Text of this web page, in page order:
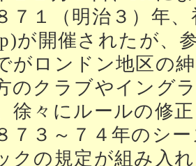
７１（明治３）年
が開催されたが、
がロンドン地区の
のクラブやイング
徐々にルールの修
７３～７４年のシ
クの規定が組み入